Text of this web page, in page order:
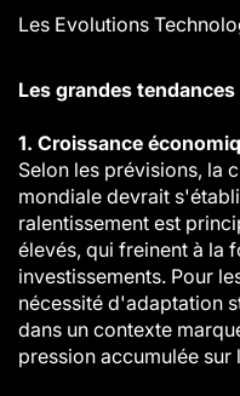
Les Evolutions
Les grandes
1. Croissance
Selon les prévisions, la
mondiale devrait
ralentissement est
élevés, qui freinent à la
investissements. Pour
nécessité d'adaptation
dans un contexte
pression accumulée sur